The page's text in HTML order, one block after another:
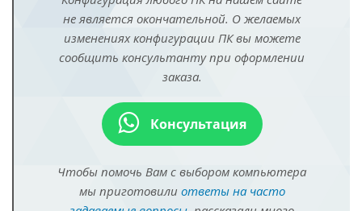
не является окончательной. О желаемых
изменениях конфигурации ПК вы можете
сообщить консультанту при оформлении
заказа.
Консультация
Чтобы помочь Вам с выбором компьютера
мы приготовили ответы на часто